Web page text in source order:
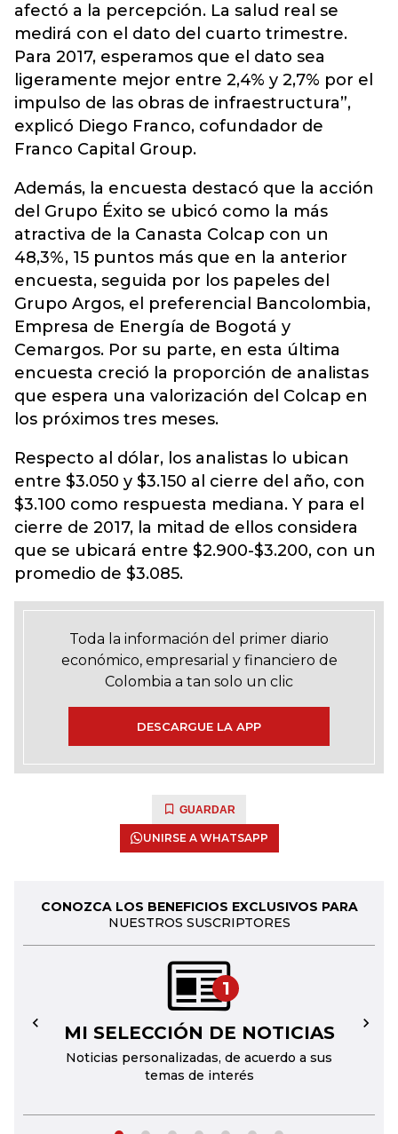
afectó a la percepción. La salud real se
medirá con el dato del cuarto trimestre.
Para 2017, esperamos que el dato sea
ligeramente mejor entre 2,4% y 2,7% por el
impulso de las obras de infraestructura”,
explicó Diego Franco, cofundador de
Franco Capital Group.
Además, la encuesta destacó que la acción
del Grupo Éxito se ubicó como la más
atractiva de la Canasta Colcap con un
48,3%, 15 puntos más que en la anterior
encuesta, seguida por los papeles del
Grupo Argos, el preferencial Bancolombia,
Empresa de Energía de Bogotá y
Cemargos. Por su parte, en esta última
encuesta creció la proporción de analistas
que espera una valorización del Colcap en
los próximos tres meses.
Respecto al dólar, los analistas lo ubican
entre $3.050 y $3.150 al cierre del año, con
$3.100 como respuesta mediana. Y para el
cierre de 2017, la mitad de ellos considera
que se ubicará entre $2.900-$3.200, con un
promedio de $3.085.
Toda la información del primer diario
económico, empresarial y financiero de
Colombia a tan solo un clic
DESCARGUE LA APP
GUARDAR
UNIRSE A WHATSAPP
CONOZCA LOS BENEFICIOS EXCLUSIVOS PARA
NUESTROS SUSCRIPTORES
1
MI SELECCIÓN DE NOTICIAS
Noticias personalizadas, de acuerdo a sus
temas de interés
← →